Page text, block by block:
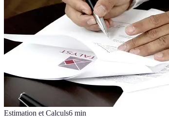
Estimation et Calculs6 min